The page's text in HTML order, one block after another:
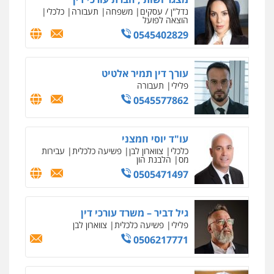
עו"ד שרון נהרי
פלילי צווארון לבן כלכלי פשיעה כלכלית
בינלאומי הליכי הסגרה
עו"ד (רו"ח) יואב ציוני
עבירות מס הלבנת הון
0505430819
עו"ד ד"ר איתן פינקלשטיין
כלכלי הלבנת הון ייעוץ לעורכי דין
0507061374
מצגר ושות', חברת עורכי דין
נדל"ן / עסקים משפחה תעבורה
הוצאה לפועל